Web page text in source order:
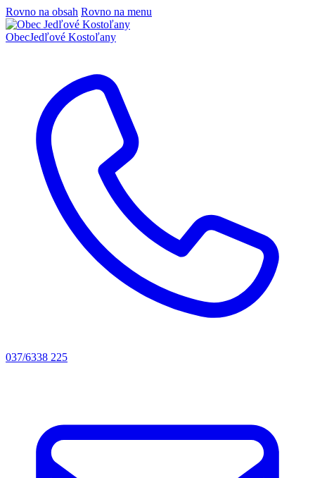
Rovno na obsah Rovno na menu
ObecJedľové Kostoľany
037/6338 225